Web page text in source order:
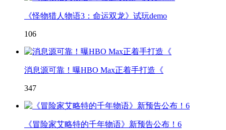
《怪物猎人物语3：命运双龙》试玩demo
106
消息源可靠！曝HBO Max正着手打造《
347
《冒险家艾略特的千年物语》新预告公布！6